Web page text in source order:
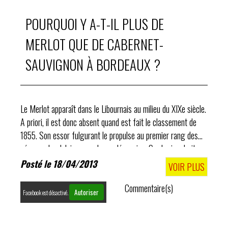
POURQUOI Y A-T-IL PLUS DE
MERLOT QUE DE CABERNET-
SAUVIGNON À BORDEAUX ?
Le Merlot apparaît dans le Libournais au milieu du XIXe siècle.
A priori, il est donc absent quand est fait le classement de
1855. Son essor fulgurant le propulse au premier rang des
cépages bordelais en quelques décennies. Sur la rive droite,
le Merlot..
Posté le 18/04/2013 VOIR PLUS
Facebook est désactivé. Autoriser Commentaire(s)